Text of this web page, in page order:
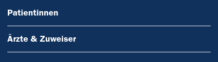
Patientinnen
Ärzte & Zuweiser